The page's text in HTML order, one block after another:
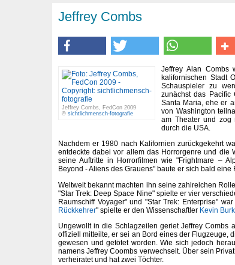
Jeffrey Combs
Jeffrey Combs, FedCon 2009
© sichtlichmensch-fotografie
Jeffrey Alan Combs
kalifornischen Stadt
Schauspieler zu
zunächst das Pacific
Santa Maria, ehe er
von Washington
am Theater und zog
durch die USA.
Nachdem er 1980 nach Kalifornien zurückgekehrt
entdeckte dabei vor allem das Horrorgenre und die
seine Auftritte in Horrorfilmen wie "Frightmare –
Beyond - Aliens des Grauens" baute er sich bald eine
Weltweit bekannt machten ihn seine zahlreichen
"Star Trek: Deep Space Nine" spielte er vier
Raumschiff Voyager" und "Star Trek: Enterprise"
Rückkehrer" spielte er den Wissenschaftler Kevin
Ungewollt in die Schlagzeilen geriet Jeffrey Combs
offiziell mitteilte, er sei an Bord eines der Flugzeuge,
gewesen und getötet worden. Wie sich jedoch
namens Jeffrey Coombs verwechselt. Über sein
verheiratet und hat zwei Töchter.